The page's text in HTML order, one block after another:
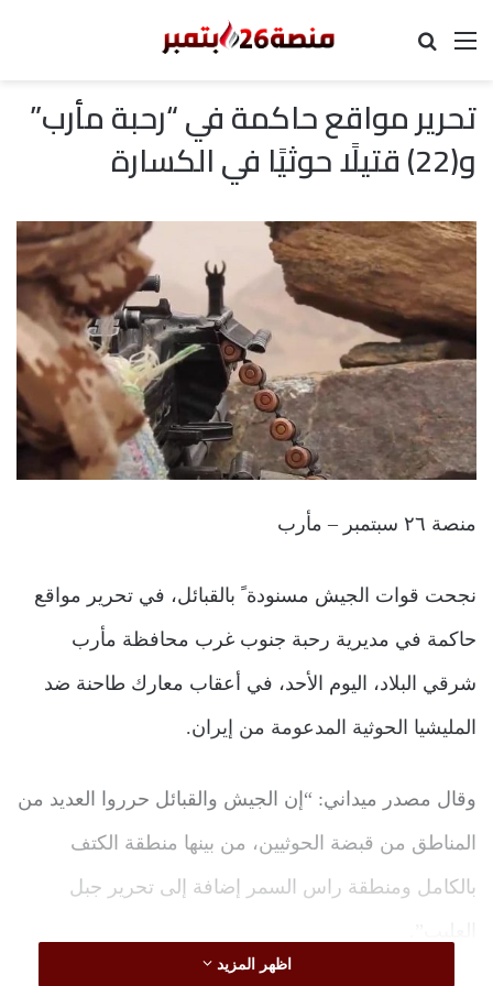
القائمة
تحرير مواقع حاكمة في “رحبة مأرب”
و(22) قتيلًا حوثيًا في الكسارة
منصة ٢٦ سبتمبر – مأرب
نجحت قوات الجيش مسنودة ً بالقبائل، في تحرير مواقع
حاكمة في مديرية رحبة جنوب غرب محافظة مأرب
شرقي البلاد، اليوم الأحد، في أعقاب معارك طاحنة ضد
المليشيا الحوثية المدعومة من إيران.
وقال مصدر ميداني: “إن الجيش والقبائل حرروا العديد من
المناطق من قبضة الحوثيين، من بينها منطقة الكتف
بالكامل ومنطقة راس السمر إضافة إلى تحرير جبل
اظهر المزيد